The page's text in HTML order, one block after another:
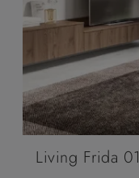
Living Frida 01